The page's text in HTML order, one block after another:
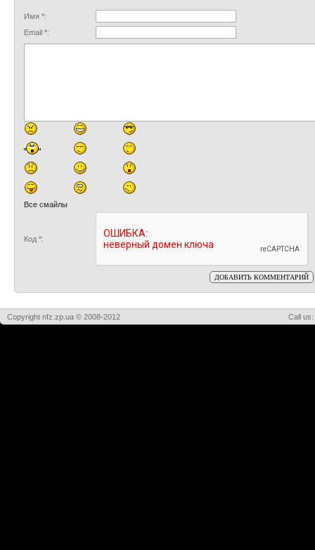
Имя *:
Email *:
Все смайлы
Код *:
Copyright nfz.zp.ua © 2008-2012 Call us: